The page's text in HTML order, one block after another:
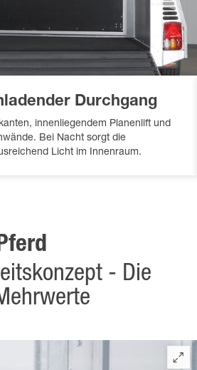
Durchgang
innenliegendem Planenlift und
Bei Nacht sorgt die
Licht im Innenraum.
- Die